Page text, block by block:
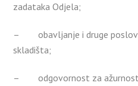
zadataka Odjela;
– obavljanje i druge
skladišta;
– odgovornost za ažurnost